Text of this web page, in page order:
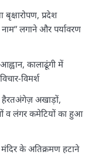
बृक्षारोपण, प्रदेश
नाम” लगाने और पर्यावरण
कालाढूंगी में
विमर्श
हैरतअंगेज़ अखाड़ों,
व लंगर कमेटियों का हुआ
मंदिर के अतिक्रमण हटाने